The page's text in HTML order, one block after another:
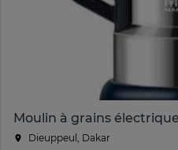
Dieuppeul, Dakar